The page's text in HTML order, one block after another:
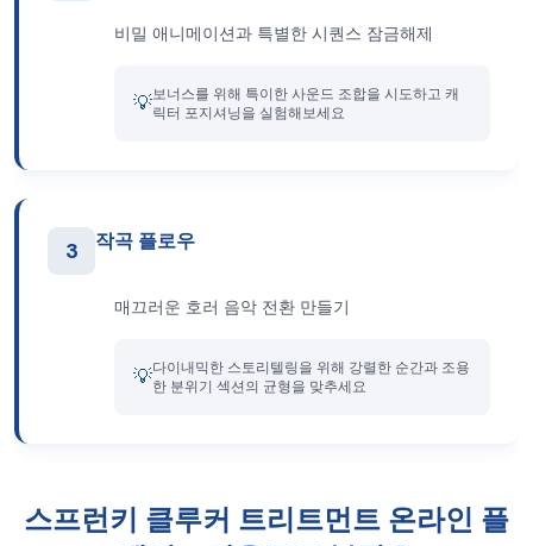
비밀 애니메이션과 특별한 시퀀스 잠금해제
💡보너스를 위해 특이한 사운드 조합을 시도하고 캐
릭터 포지셔닝을 실험해보세요
3 작곡 플로우
매끄러운 호러 음악 전환 만들기
💡다이내믹한 스토리텔링을 위해 강렬한 순간과 조용
한 분위기 섹션의 균형을 맞추세요
스프런키 클루커 트리트먼트 온라인 플